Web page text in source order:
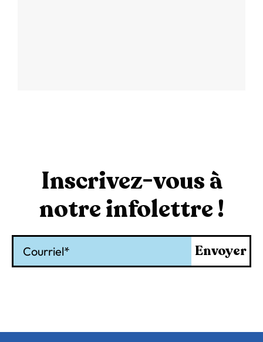
Inscrivez-vous à
notre infolettre !
Envoyer